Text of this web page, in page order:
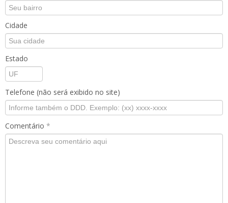
Cidade
Estado
Telefone (não será exibido no site)
Comentário *